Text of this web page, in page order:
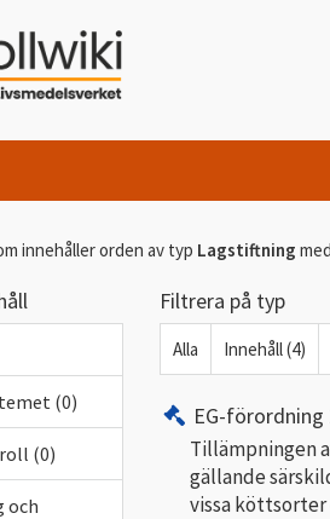
innehåller orden av typ Lagstiftning
(0)
(0)
och
Filtrera på typ
Alla Innehåll (4)
EG-förordning
Tillämpningen
gällande
vissa köttsorter